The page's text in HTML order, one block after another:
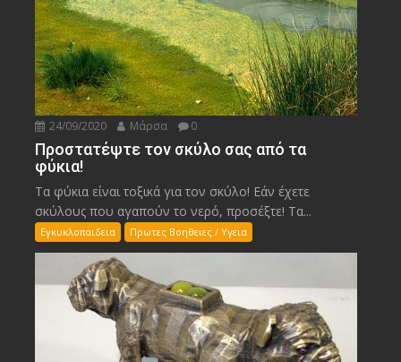
24/09/2020 Μάρσα 0
Προστατέψτε τον σκύλο σας από τα
φύκια!
Τα φύκια είναι τοξικά για τον σκύλο! Εάν έχετε
σκύλους που αγαπούν το νερό, προσέξτε! Τα...
Εγκυκλοπαιδεια Πρωτες Βοηθειες / Υγεια